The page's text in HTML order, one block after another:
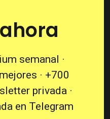
semanal ·
· +700
privada ·
en Telegram